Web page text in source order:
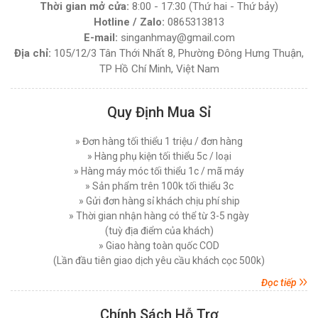
Thứ tư, 03/12/2025
Hướng Dẫn Sử Dụng Máy Cắt Vải Đầu Bàn Chi
Tiết Đúng Cách Hiệu Quả
Thứ bảy, 29/11/2025
Máy Cắt Vải Viền Là Gì? Lợi Ích Và Ứng Dụng
Thứ tư, 26/11/2025
Nên Chọn Máy Cắt Vải Cầm Tay Hay Máy Cắt
Vải Đứng
Thứ năm, 20/11/2025
Các Lỗi Phổ Biến Khi Sử Dụng Máy Cắt Vải
Đứng Và Cách Khắc Phục
Thứ bảy, 15/11/2025
Top 5 Loại Máy Cắt Vải Cầm Tay Tốt Nhất Hiện
Nay - Nên Mua Loại Nào ?
Trước Khi Mua Và Sử Dụng
MÁY CẮT VẢI ĐẦU BÀN LEJIANG YJ-168D (
NGUYÊN BỘ )
Đăng nhập để xem giá sỉ
Giá bán lẻ: 7.450.000đ
MÁY CẮT VẢI ĐỨNG DAYANG CDZ-103 08 INCH
750W
Đăng nhập để xem giá sỉ
Giá bán lẻ:7.450.000đ
MÁY CẮT VẢI ĐỨNG PHILPS 08 INCH, CÔNG
SUẤT 1600W
Đăng nhập để xem giá sỉ
Giá bán lẻ:10.750.000đ
MÁY CẮT VẢI ĐỨNG EASTMAN 627X 08 INCH (
Thời gian mở cửa: 8:00 - 17:30 (Thứ hai - Thứ bảy)
Hotline / Zalo: 0865313813
E-mail: singanhmay@gmail.com
Địa chỉ: 105/12/3 Tân Thới Nhất 8, Phường Đông Hưng Thuận,
TP Hồ Chí Minh, Việt Nam
Quy Định Mua Sỉ
» Đơn hàng tối thiểu 1 triệu / đơn hàng
» Hàng phụ kiện tối thiểu 5c / loại
» Hàng máy móc tối thiểu 1c / mã máy
» Sản phẩm trên 100k tối thiểu 3c
» Gửi đơn hàng sỉ khách chịu phí ship
» Thời gian nhận hàng có thể từ 3-5 ngày
(tuỳ địa điểm của khách)
» Giao hàng toàn quốc COD
(Lần đầu tiên giao dịch yêu cầu khách cọc 500k)
Đọc tiếp